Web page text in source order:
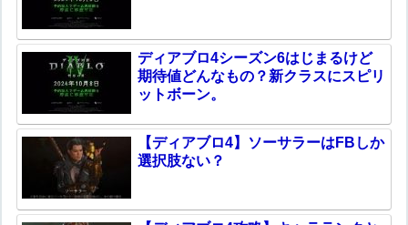
ディアブロ4シーズン6はじまるけど
期待値どんなもの？新クラスにスピリ
ットボーン。
【ディアブロ4】ソーサラーはFBしか
選択肢ない？